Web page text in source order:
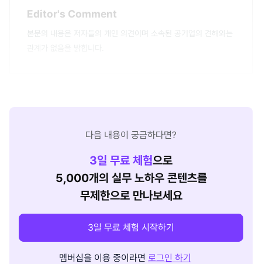
Editor's Comment
본문의 내용은 저자들의 개인 의견이며 소속된 공기업의 견해와는
다음 내용이 궁금하다면?
3일 무료 체험으로
5,000개의 실무 노하우 콘텐츠를
무제한으로 만나보세요
3일 무료 체험 시작하기
멤버십을 이용 중이라면 로그인 하기